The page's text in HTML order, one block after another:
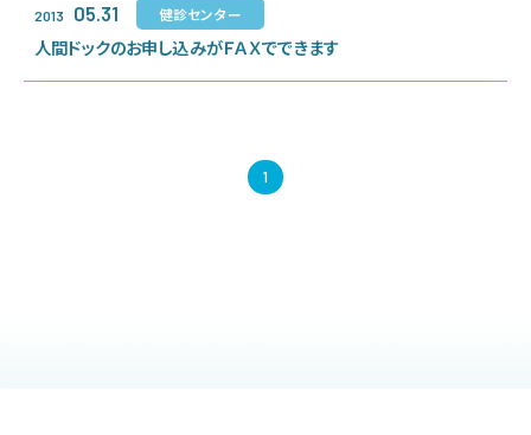
病院紹介
診療部門のご案内
2013 05.31 健診センター
人間ドックのお申し込みがＦＡＸでできます
1